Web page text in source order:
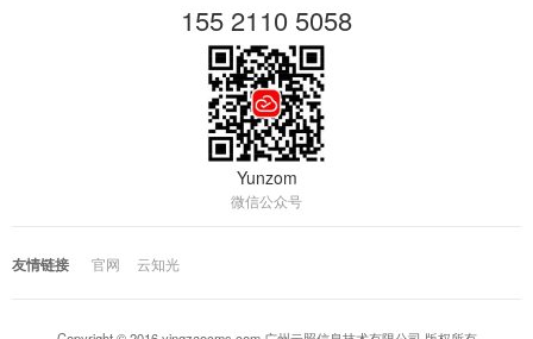
155 2110 5058
Yunzom
微信公众号
友情链接 官网 云知光